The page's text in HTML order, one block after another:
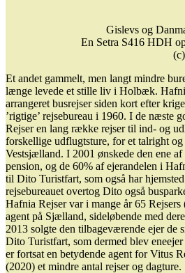
Gislevs og
En Setra S416 HDH
Et andet gammelt, men langt mindre
længe levede et stille liv i Holbæk.
arrangeret busrejser siden kort efter
’rigtige’ rejsebureau i 1960. I de næste
Rejser en lang række rejser til ind- og
forskellige udflugtsture, for et talright
Vestsjælland. I 2001 ønskede den ene
pension, og de 60% af ejerandelen i
til Dito Turistfart, som også har
rejsebureauet overtog Dito også
Hafnia Rejser var i mange år 65
agent på Sjælland, sideløbende med
2013 solgte den tilbageværende ejer de
Dito Turistfart, som dermed blev
er fortsat en betydende agent for Vitus
(2020) et mindre antal rejser og dagture.